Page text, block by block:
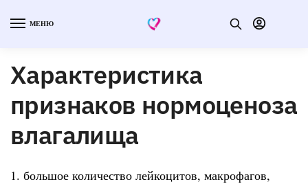
МЕНЮ
Характеристика
признаков нормоценоза
влагалища
1. большое количество лейкоцитов, макрофагов,